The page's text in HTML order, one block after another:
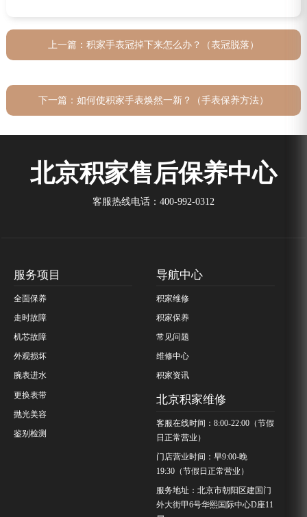
上一篇： 积家手表冠掉下来怎么办？（表冠脱落）
下一篇： 如何使积家手表焕然一新？（手表保养方法）
北京积家售后保养中心
客服热线电话：400-992-0312
服务项目
全面保养
走时故障
机芯故障
外观损坏
腕表进水
更换表带
抛光美容
鉴别检测
导航中心
积家维修
积家保养
常见问题
维修中心
积家资讯
北京积家维修
客服在线时间：8:00-22:00（节假
日正常营业）
门店营业时间：早9:00-晚
19:30（节假日正常营业）
服务地址：北京市朝阳区建国门
外大街甲6号华熙国际中心D座11